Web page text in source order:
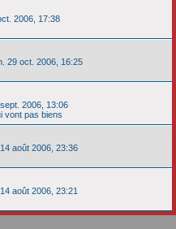
2006, 17:38
29 oct. 2006, 16:25
2006, 13:06
vont pas biens
août 2006, 23:36
août 2006, 23:21